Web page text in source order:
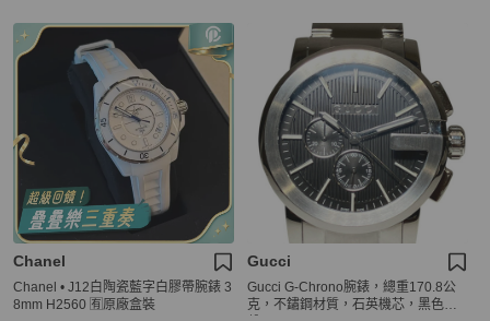
Chanel
Chanel • J12白陶瓷藍字白膠帶腕錶 3
8mm H2560 🈶原廠盒裝
Gucci
Gucci G-Chrono腕錶，總重170.8公
克，不鏽鋼材質，石英機芯，黑色錶